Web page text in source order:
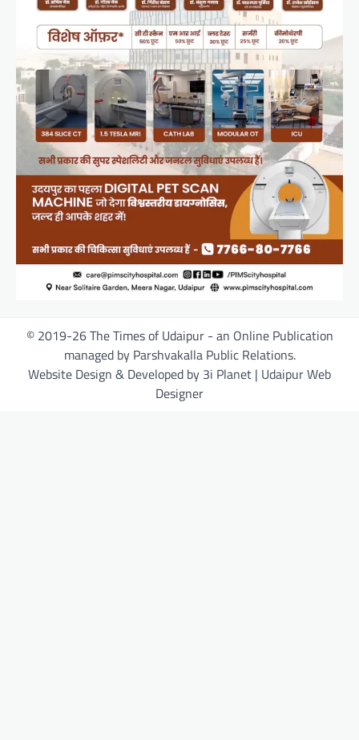
© 2019-26 The Times of Udaipur - an Online Publication
managed by Parshvakalla Public Relations.
Website Design & Developed by 3i Planet | Udaipur Web
Designer